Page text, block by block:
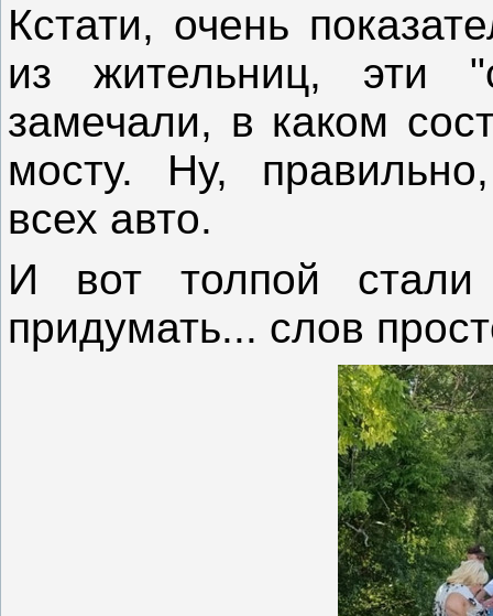
Кстати, очень
из жительниц, эти
замечали, в каком
мосту. Ну,
всех авто.
И вот толпой
придумать... слов